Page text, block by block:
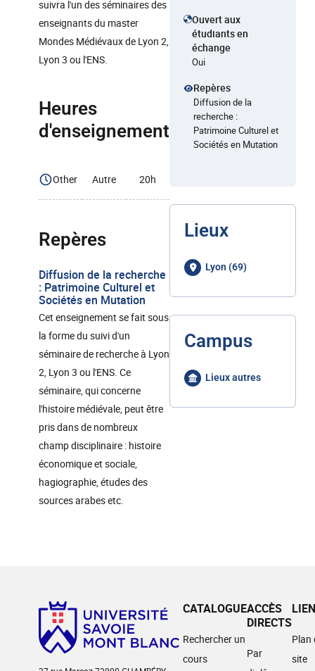
suivra l'un des séminaires des
enseignants du master
Mondes Médiévaux de Lyon 2,
Lyon 3 ou l'ENS.
Heures
d'enseignement
Other Autre 20h
Repères
Diffusion de la recherche
: Patrimoine Culturel et
Sociétés en Mutation
Cet enseignement se fait sous
la forme du suivi d'un
séminaire de recherche à Lyon
2, Lyon 3 ou l'ENS. Ce
séminaire, qui concerne
l'histoire médiévale, peut être
pris dans de nombreux
champ disciplinaire : histoire
économique et sociale,
hagiographie, études des
sources arabes etc.
Ouvert aux
étudiants en
échange
Oui
Repères
Diffusion de la
recherche :
Patrimoine Culturel et
Sociétés en Mutation
Lieux
Lyon (69)
Campus
Lieux autres
CATALOGUE
Rechercher un
cours
ACCÈS
DIRECTS
Par
Plan
site